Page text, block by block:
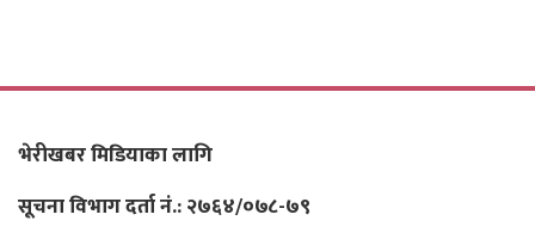
भेरीखबर मिडियाका लागि
सूचना विभाग दर्ता नं.: २७६४/०७८-७९